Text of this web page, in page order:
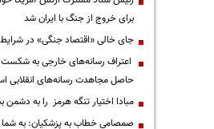
برای خروج از جنگ با ایران شد
جای خالی «اقتصاد جنگی» در
اعتراف رسانه‌های خارجی به
حاصل مجاهدت رسانه‌های انقلابی
مبادا اختیار تنگه هرمز را به دشمن
صمصامی خطاب به پزشکیان: به شما